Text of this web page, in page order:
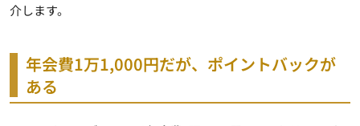
介します。
年会費1万1,000円だが、ポイントバックが
ある